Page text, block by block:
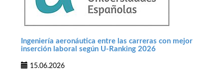
Ingeniería aeronáutica entre las carreras con mejor
inserción laboral según U-Ranking 2026
15.06.2026